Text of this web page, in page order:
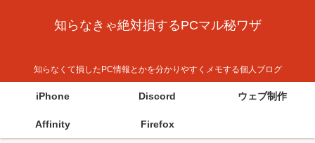
知らなきゃ絶対損するPCマル秘ワザ
知らなくて損したPC情報とかを分かりやすくメモする個人ブログ
iPhone Discord ウェブ制作
Affinity Firefox